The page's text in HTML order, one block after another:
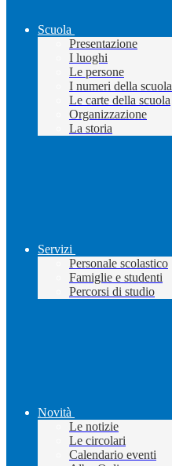
Scuola
Presentazione
I luoghi
Le persone
I numeri della scuola
Le carte della scuola
Organizzazione
La storia
Servizi
Personale scolastico
Famiglie e studenti
Percorsi di studio
Novità
Le notizie
Le circolari
Calendario eventi